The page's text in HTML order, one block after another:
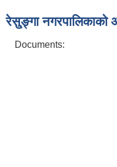
रेसु्ङ्गा
Documents: